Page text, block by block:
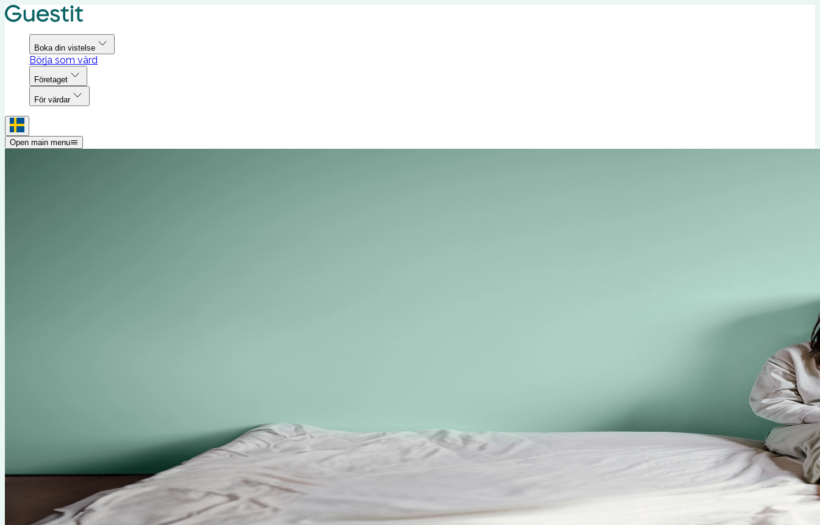
Boka din vistelse
Börja som värd
Företaget
För värdar
Open main menu